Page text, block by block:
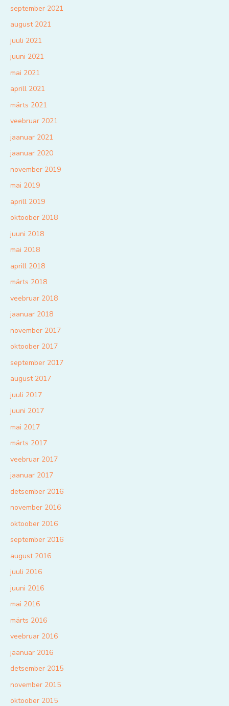
september 2021
august 2021
juuli 2021
juuni 2021
mai 2021
aprill 2021
märts 2021
veebruar 2021
jaanuar 2021
jaanuar 2020
november 2019
mai 2019
aprill 2019
oktoober 2018
juuni 2018
mai 2018
aprill 2018
märts 2018
veebruar 2018
jaanuar 2018
november 2017
oktoober 2017
september 2017
august 2017
juuli 2017
juuni 2017
mai 2017
märts 2017
veebruar 2017
jaanuar 2017
detsember 2016
november 2016
oktoober 2016
september 2016
august 2016
juuli 2016
juuni 2016
mai 2016
märts 2016
veebruar 2016
jaanuar 2016
detsember 2015
november 2015
oktoober 2015